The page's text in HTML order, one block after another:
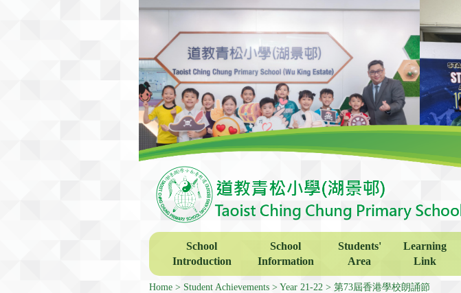
School
Introduction
School
Information
Students'
Area
Learning
Link
Home Student Achievements Year 21-22 第73屆香港學校朗誦節